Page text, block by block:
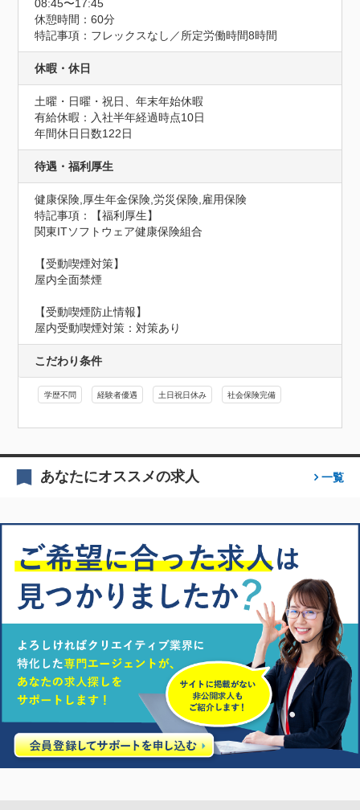
08:45〜17:45
休憩時間：60分
特記事項：フレックスなし／所定労働時間8時間
休暇・休日
土曜・日曜・祝日、年末年始休暇
有給休暇：入社半年経過時点10日
年間休日日数122日
待遇・福利厚生
健康保険,厚生年金保険,労災保険,雇用保険
特記事項：【福利厚生】
関東ITソフトウェア健康保険組合
【受動喫煙対策】
屋内全面禁煙
【受動喫煙防止情報】
屋内受動喫煙対策：対策あり
こだわり条件
学歴不問 経験者優遇 土日祝日休み 社会保険完備
あなたにオススメの求人 一覧